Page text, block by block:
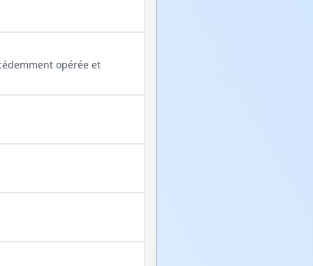
opérée et